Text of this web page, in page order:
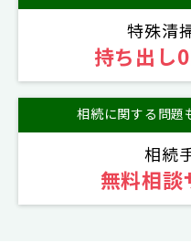
特殊清
持ち出し
相続に関する問題
相続
無料相談